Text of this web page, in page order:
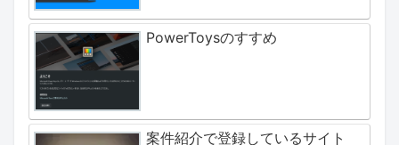
PowerToysのすすめ
案件紹介で登録しているサイト